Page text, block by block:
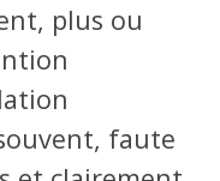
plus ou
faute